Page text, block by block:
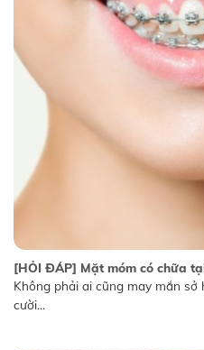
[HỎI ĐÁP] Mặt móm có chữa
Không phải ai cũng may mắn
cười...